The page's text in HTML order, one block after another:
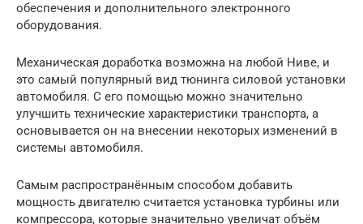
обеспечения и дополнительного электронного
оборудования.
Механическая доработка возможна на любой Ниве, и
это самый популярный вид тюнинга силовой установки
автомобиля. С его помощью можно значительно
улучшить технические характеристики транспорта, а
основывается он на внесении некоторых изменений в
системы автомобиля.
Самым распространённым способом добавить
мощность двигателю считается установка турбины или
компрессора, которые значительно увеличат объём